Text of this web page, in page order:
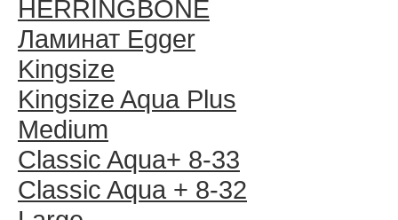
HERRINGBONE
Ламинат Egger
Kingsize
Kingsize Aqua Plus
Medium
Classic Aqua+ 8-33
Classic Aqua + 8-32